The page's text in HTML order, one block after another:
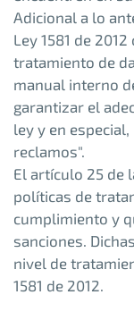
Adicional a lo
Ley 1581 de
tratamiento de
manual interno
garantizar el
ley y en
reclamos".
El artículo 25 de
políticas de
cumplimiento y
sanciones.
nivel de
1581 de 2012.